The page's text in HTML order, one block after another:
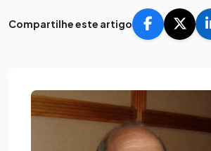
Compartilhe este artigo